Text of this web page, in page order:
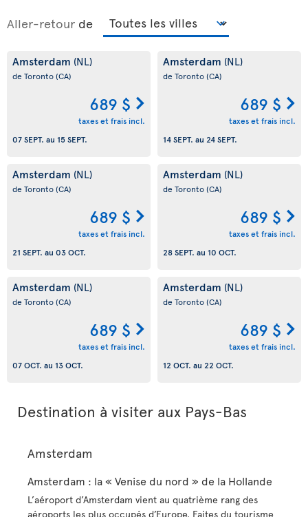
Aller-retour de
Amsterdam (NL)
de Toronto(CA)
689 $
taxes et frais incl.
07 SEPT. au 15 SEPT.
Amsterdam (NL)
de Toronto(CA)
689 $
taxes et frais incl.
14 SEPT. au 24 SEPT.
Amsterdam (NL)
de Toronto(CA)
689 $
taxes et frais incl.
21 SEPT. au 03 OCT.
Amsterdam (NL)
de Toronto(CA)
689 $
taxes et frais incl.
28 SEPT. au 10 OCT.
Amsterdam (NL)
de Toronto(CA)
689 $
taxes et frais incl.
07 OCT. au 13 OCT.
Amsterdam (NL)
de Toronto(CA)
689 $
taxes et frais incl.
12 OCT. au 22 OCT.
Destination à visiter aux Pays-Bas
Amsterdam
Amsterdam : la « Venise du nord » de la Hollande
L’aéroport d’Amsterdam vient au quatrième rang des
aéroports les plus occupés d’Europe. Faites du tourisme